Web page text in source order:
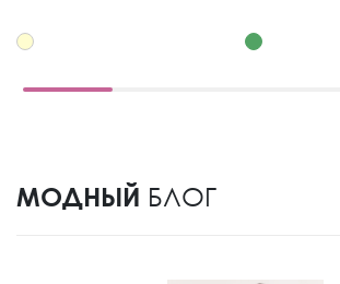
МОДНЫЙ БЛОГ